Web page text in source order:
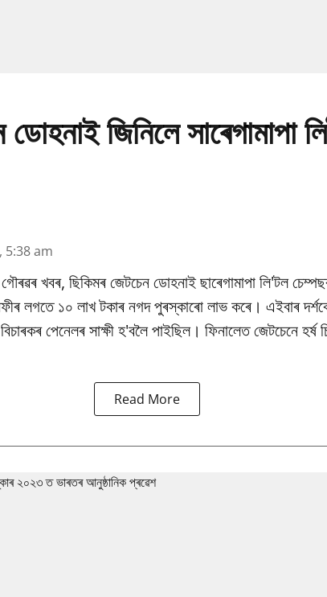
জিনিলে সাৰেগামাপা
5:38 am
খবৰ, ছিকিমৰ জেটচেন ডোহনাই ছাৰেগামাপা লি'টল
লগতে ১০ লাখ টকাৰ নগদ পুৰস্কাৰো লাভ কৰে। এইবাৰ
পেনেলৰ সাক্ষী হ'বলৈ পাইছিল। ফিনালেত জেটচেনে হৰ্ষ
Read More